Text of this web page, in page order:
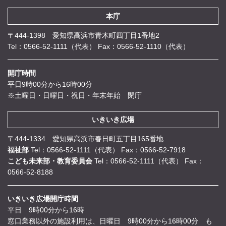
本庁
〒444-1398 愛知県高浜市青木町四丁目1番地2
Tel：0566-52-1111（代表）
Fax：0566-52-1110（代表）
開庁時間
平日9時00分から16時00分
※土曜日・日曜日・祝日・年末年始 閉庁
いきいき広場
〒444-1334 愛知県高浜市春日町五丁目165番地
福祉部 Tel：0566-52-1111（代表）
Fax：0566-52-7918
こども未来部・教育委員会 Tel：0566-52-1111（代表）
Fax：
0566-52-8188
いきいき広場開庁時間
平日 9時00分から16時
窓口業務以外の施設利用は、日曜日 9時00分から16時00分 も